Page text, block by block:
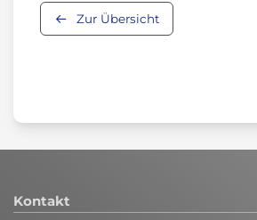
Zur Übersicht
Kontakt